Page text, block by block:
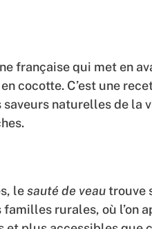
française qui met en
cocotte. C’est une
naturelles de la
lesauté de veautrouve
rurales, où l’on